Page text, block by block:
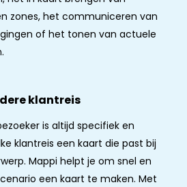
zones, het communiceren van
of het tonen van actuele
klantreis
is altijd specifiek en
klantreis een kaart die past bij
Mappi helpt je om snel en
een kaart te maken. Met